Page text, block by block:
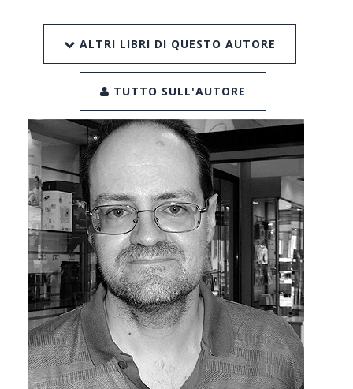
ALTRI LIBRI DI QUESTO AUTORE
TUTTO SULL'AUTORE